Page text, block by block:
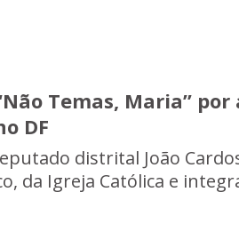
Temas, Maria”
DF
distrital João
da Igreja Católica e